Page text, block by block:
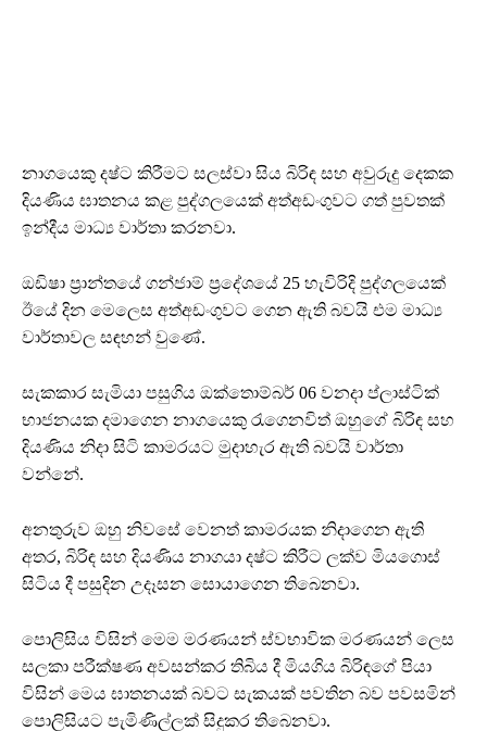
නාගයෙකු දෂ්ට කිරීමට සලස්වා සිය බිරිඳ සහ අවුරුදු දෙකක
දියණිය ඝාතනය කළ පුද්ගලයෙක් අත්අඩංගුවට ගත් පුවතක්
ඉන්දීය මාධ්‍ය වාර්තා කරනවා.
ඔඩිෂා ප්‍රාන්තයේ ගන්ජාම් ප්‍රදේශයේ 25 හැවිරිදි පුද්ගලයෙක්
ඊයේ දින මෙලෙස අත්අඩංගුවට ගෙන ඇති බවයි එම මාධ්‍ය
වාර්තාවල සඳහන් වුණේ.
සැකකාර සැමියා පසුගිය ඔක්තොම්බර් 06 වනදා ප්ලාස්ටික්
භාජනයක දමාගෙන නාගයෙකු රැගෙනවිත් ඔහුගේ බිරිඳ සහ
දියණිය නිදා සිටි කාමරයට මුදාහැර ඇති බවයි වාර්තා
වන්නේ.
අනතුරුව ඔහු නිවසේ වෙනත් කාමරයක නිදාගෙන ඇති
අතර, බිරිඳ සහ දියණිය නාගයා දෂ්ට කිරීට ලක්ව මියගොස්
සිටිය දී පසුදින උදෑසන සොයාගෙන තිබෙනවා.
පොලිසිය විසින් මෙම මරණයන් ස්වභාවික මරණයන් ලෙස
සලකා පරීක්ෂණ අවසන්කර තිබිය දී මියගිය බිරිඳගේ පියා
විසින් මෙය ඝාතනයක් බවට සැකයක් පවතින බව පවසමින්
පොලිසියට පැමිණිල්ලක් සිදුකර තිබෙනවා.